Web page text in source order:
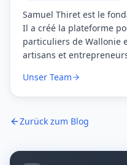
Samuel Thiret est le
Il a créé la plateforme
particuliers de Wallonie
artisans et
Unser Team
Zurück zum Blog